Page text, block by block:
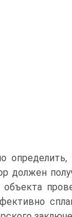
определить,
должен